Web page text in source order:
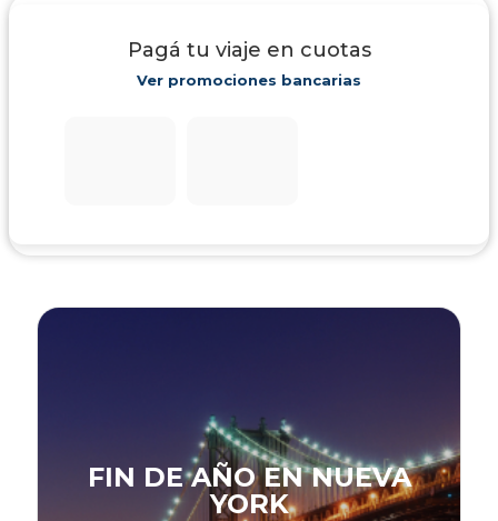
Pagá tu viaje en cuotas
Ver promociones bancarias
FIN DE AÑO EN NUEVA
YORK